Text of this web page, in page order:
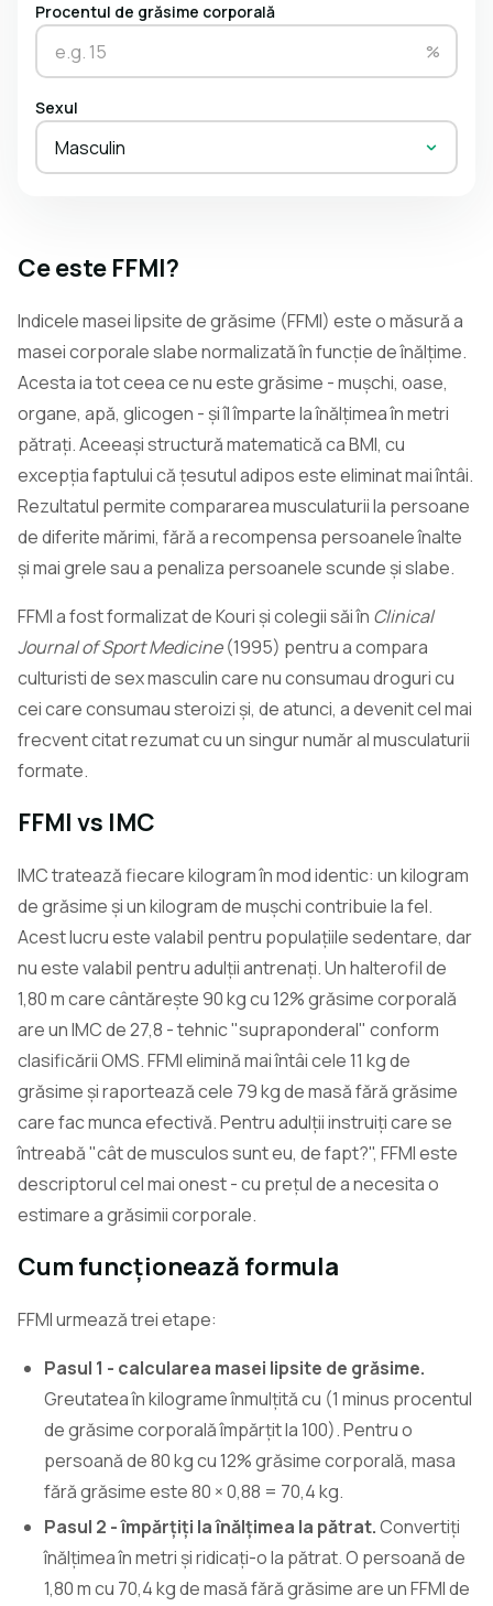
Procentul de grăsime corporală
%
Sexul
Masculin
Ce este FFMI?
Indicele masei lipsite de grăsime (FFMI) este o măsură a
masei corporale slabe normalizată în funcție de înălțime.
Acesta ia tot ceea ce nu este grăsime - mușchi, oase,
organe, apă, glicogen - și îl împarte la înălțimea în metri
pătrați. Aceeași structură matematică ca BMI, cu
excepția faptului că țesutul adipos este eliminat mai întâi.
Rezultatul permite compararea musculaturii la persoane
de diferite mărimi, fără a recompensa persoanele înalte
și mai grele sau a penaliza persoanele scunde și slabe.
FFMI a fost formalizat de Kouri și colegii săi în Clinical
Journal of Sport Medicine(1995) pentru a compara
culturisti de sex masculin care nu consumau droguri cu
cei care consumau steroizi și, de atunci, a devenit cel mai
frecvent citat rezumat cu un singur număr al musculaturii
formate.
FFMI vs IMC
IMC tratează fiecare kilogram în mod identic: un kilogram
de grăsime și un kilogram de mușchi contribuie la fel.
Acest lucru este valabil pentru populațiile sedentare, dar
nu este valabil pentru adulții antrenați. Un halterofil de
1,80 m care cântărește 90 kg cu 12% grăsime corporală
are un IMC de 27,8 - tehnic "supraponderal" conform
clasificării OMS. FFMI elimină mai întâi cele 11 kg de
grăsime și raportează cele 79 kg de masă fără grăsime
care fac munca efectivă. Pentru adulții instruiți care se
întreabă "cât de musculos sunt eu, de fapt?", FFMI este
descriptorul cel mai onest - cu prețul de a necesita o
estimare a grăsimii corporale.
Cum funcționează formula
FFMI urmează trei etape:
Pasul 1 - calcularea masei lipsite de grăsime.
Greutatea în kilograme înmulțită cu (1 minus procentul
de grăsime corporală împărțit la 100). Pentru o
persoană de 80 kg cu 12% grăsime corporală, masa
fără grăsime este 80 × 0,88 = 70,4 kg.
Pasul 2 - împărțiți la înălțimea la pătrat.Convertiți
înălțimea în metri și ridicați-o la pătrat. O persoană de
1,80 m cu 70,4 kg de masă fără grăsime are un FFMI de